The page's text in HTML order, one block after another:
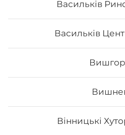
Васильків
Васильків
Вінницькі
Нігірі з печеним